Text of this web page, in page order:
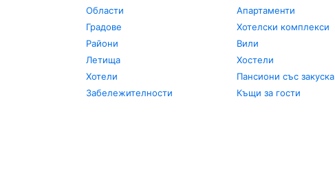
Области
Градове
Райони
Летища
Хотели
Забележителности
Апартаменти
Хотелски комплекси
Вили
Хостели
Пансиони със закуска
Къщи за гости